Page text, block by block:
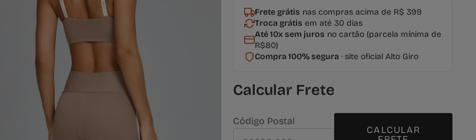
Frete grátis nas compras acima de R$ 399
Troca grátis em até 30 dias
Até 10x sem juros no cartão (parcela mínima de
R$80)
Compra 100% segura· site oficial Alto Giro
Calcular Frete
Calcular os custos de envio
Código Postal
CALCULAR